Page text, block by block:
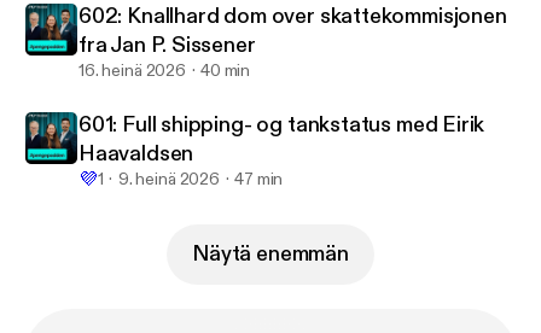
602: Knallhard dom over skattekommisjonen
fra Jan P. Sissener
16. heinä 2026 40 min
601: Full shipping- og tankstatus med Eirik
Haavaldsen
💜1 9. heinä 2026 47 min
Näytä enemmän